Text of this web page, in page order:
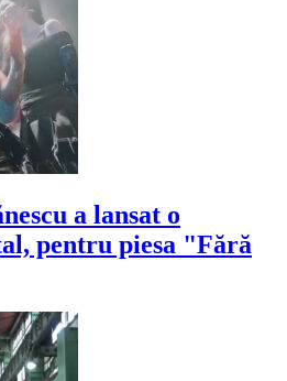
a lansat o
pentru piesa "Fără